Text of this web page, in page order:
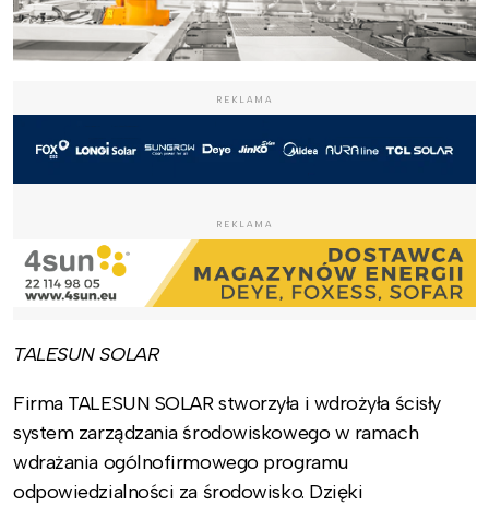
REKLAMA
REKLAMA
TALESUN SOLAR
Firma TALESUN SOLAR stworzyła i wdrożyła ścisły
system zarządzania środowiskowego w ramach
wdrażania ogólnofirmowego programu
odpowiedzialności za środowisko. Dzięki